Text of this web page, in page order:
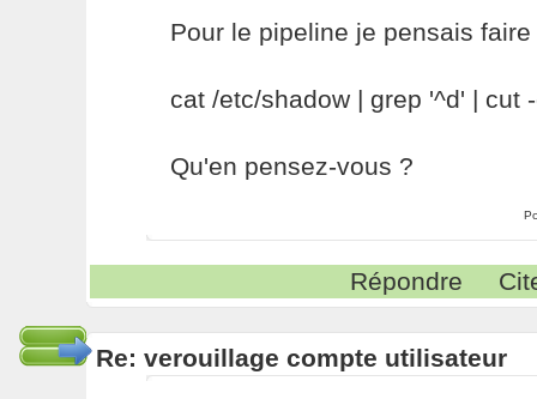
Pour le pipeline je pensais
cat /etc/shadow | grep '^d' | cut
Qu'en pensez-vous ?
Répondre
Re: verouillage compte utilisateur